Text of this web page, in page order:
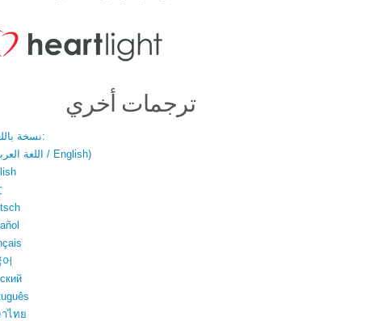
ترجمات أخري
نسخة باللغتين:
(اللغة العربية / English)
ไทย